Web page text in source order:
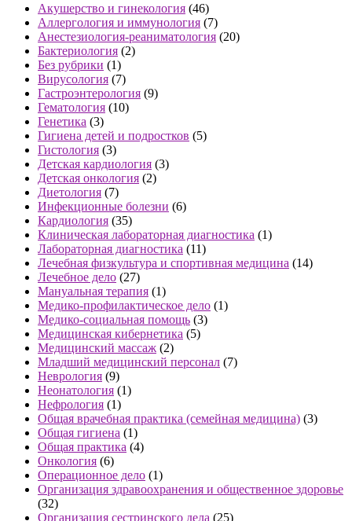
Акушерство и гинекология (46)
Аллергология и иммунология (7)
Анестезиология-реаниматология (20)
Бактериология (2)
Без рубрики (1)
Вирусология (7)
Гастроэнтерология (9)
Гематология (10)
Генетика (3)
Гигиена детей и подростков (5)
Гистология (3)
Детская кардиология (3)
Детская онкология (2)
Диетология (7)
Инфекционные болезни (6)
Кардиология (35)
Клиническая лабораторная диагностика (1)
Лабораторная диагностика (11)
Лечебная физкультура и спортивная медицина (14)
Лечебное дело (27)
Мануальная терапия (1)
Медико-профилактическое дело (1)
Медико-социальная помощь (3)
Медицинская кибернетика (5)
Медицинский массаж (2)
Младший медицинский персонал (7)
Неврология (9)
Неонатология (1)
Нефрология (1)
Общая врачебная практика (семейная медицина) (3)
Общая гигиена (1)
Общая практика (4)
Онкология (6)
Операционное дело (1)
Организация здравоохранения и общественное здоровье
(32)
Организация сестринского дела (25)